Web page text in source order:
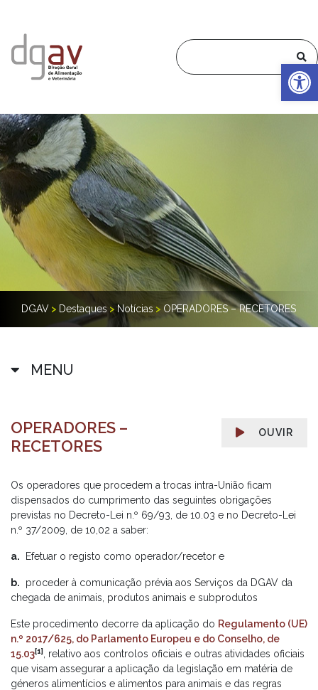
DGAV > Destaques > Notícias > OPERADORES – RECETORES
MENU
OUVIR
OPERADORES –
RECETORES
Os operadores que procedem a trocas intra-União ficam
dispensados do cumprimento das seguintes obrigações
previstas no Decreto-Lei n.º 69/93, de 10.03 e no Decreto-Lei
n.º 37/2009, de 10,02 a saber:
a. Efetuar o registo como operador/recetor e
b. proceder à comunicação prévia aos Serviços da DGAV da
chegada de animais, produtos animais e subprodutos
Este procedimento decorre da aplicação do Regulamento (UE)
n.º 2017/625, do Parlamento Europeu e do Conselho, de
15.03[1]
, relativo aos controlos oficiais e outras atividades oficiais
que visam assegurar a aplicação da legislação em matéria de
géneros alimentícios e alimentos para animais e das regras